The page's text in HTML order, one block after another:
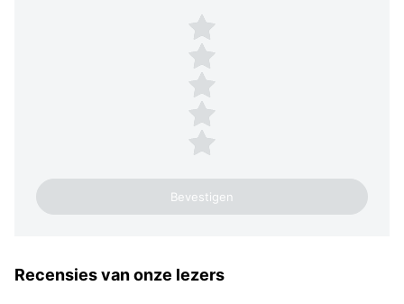
Plaats een beoordeling
5 sterren
4 sterren
3 sterren
2 sterren
1 ster
Recensies van onze lezers